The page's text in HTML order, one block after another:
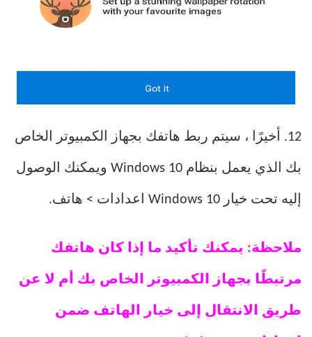
12. أخيرًا ، سيتم ربط هاتفك بجهاز الكمبيوتر الخاص
بك الذي يعمل بنظام Windows 10 ويمكنك الوصول
إليه تحت خيار Windows 10 اعدادات > هاتف.
ملاحظة: يمكنك تأكيد ما إذا كان هاتفك
مرتبطًا بجهاز الكمبيوتر الخاص بك أم لا عن
طريق الانتقال إلى خيار الهاتف ضمن